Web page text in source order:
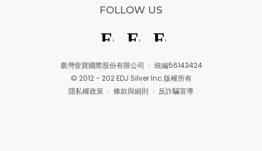
臺灣壹寶國際股份有限公司
統編56143424
© 2012 - 202 EDJ Silver Inc.版權所有
隱私權政策
條款與細則 反詐騙宣導
FOLLOW US